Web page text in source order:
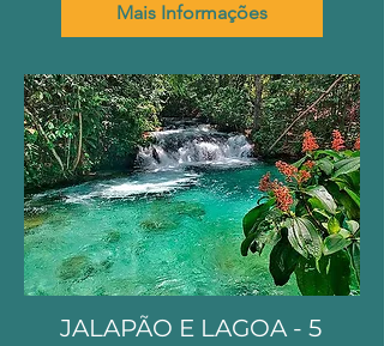
Mais Informações
JALAPÃO E LAGOA - 5